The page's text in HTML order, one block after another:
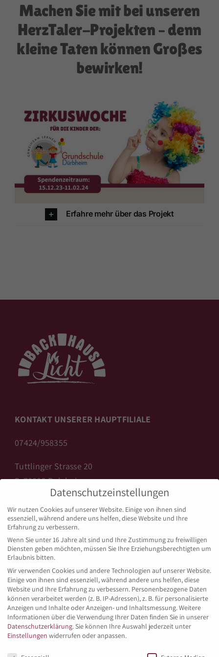
Machen Sie mit bei unseren
HerzTaler-Projekten – denn
kleine Taten können Großes
bewirken!
Erfahre mehr über das Projekt
KONTAKT UNSERER HAUPTFILIALE
07424/958355
Tuttlinger Strasse 20
D-78582 Balgheim
info@backhaus-licht.de
www.backhaus-licht.de
ÖFFNUNGSZEITEN BALGHEIM
Montag bis Freitag:
05:15 – 18:00 Uhr
Samstag:
05:15 – 13:30 Uhr
Datenschutzeinstellungen
Wir nutzen Cookies auf unserer Website. Einige von ihnen sind
essenziell, während andere uns helfen, diese Website und Ihre
Erfahrung zu verbessern.
Wenn Sie unter 16 Jahre alt sind und Ihre Zustimmung zu freiwilligen
Diensten geben möchten, müssen Sie Ihre Erziehungsberechtigten um
Erlaubnis bitten.
Wir verwenden Cookies und andere Technologien auf unserer Website.
Einige von ihnen sind essenziell, während andere uns helfen, diese
Website und Ihre Erfahrung zu verbessern. Personenbezogene Daten
können verarbeitet werden (z. B. IP-Adressen), z. B. für personalisierte
Anzeigen und Inhalte oder Anzeigen- und Inhaltsmessung.Weitere
Informationen über die Verwendung Ihrer Daten finden Sie in unserer
Datenschutzerklärung. Sie können Ihre Auswahl jederzeit unter
Einstellungen widerrufen oder anpassen.